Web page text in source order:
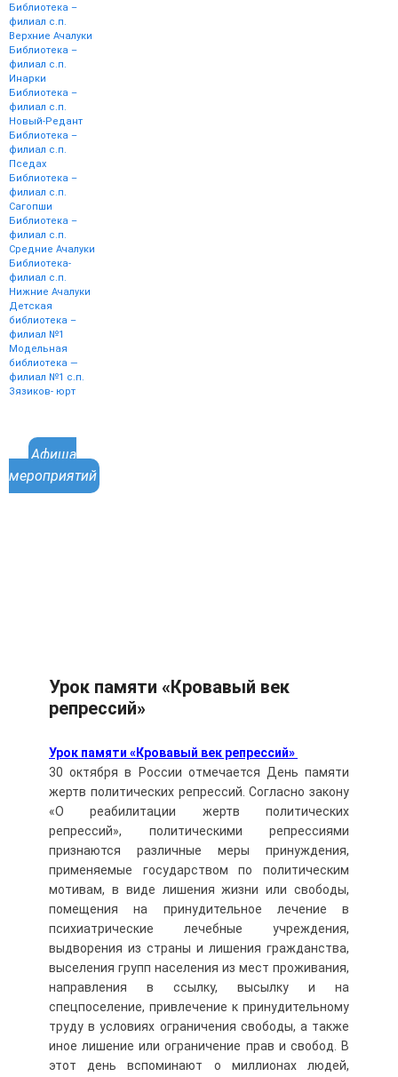
Библиотека –
филиал с.п.
Верхние Ачалуки
Библиотека –
филиал с.п.
Инарки
Библиотека –
филиал с.п.
Новый-Редант
Библиотека –
филиал с.п.
Пседах
Библиотека –
филиал с.п.
Сагопши
Библиотека –
филиал с.п.
Средние Ачалуки
Библиотека-
филиал с.п.
Нижние Ачалуки
Детская
библиотека –
филиал №1
Модельная
библиотека —
филиал №1 с.п.
Зязиков- юрт
Афиша
мероприятий
Урок памяти «Кровавый век
репрессий»
Урок памяти «Кровавый век репрессий»
30 октября в России отмечается День памяти
жертв политических репрессий. Согласно закону
«О реабилитации жертв политических
репрессий», политическими репрессиями
признаются различные меры принуждения,
применяемые государством по политическим
мотивам, в виде лишения жизни или свободы,
помещения на принудительное лечение в
психиатрические лечебные учреждения,
выдворения из страны и лишения гражданства,
выселения групп населения из мест проживания,
направления в ссылку, высылку и на
спецпоселение, привлечение к принудительному
труду в условиях ограничения свободы, а также
иное лишение или ограничение прав и свобод. В
этот день вспоминают о миллионах людей,